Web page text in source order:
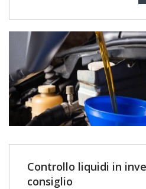
Controllo liquidi in
consiglio